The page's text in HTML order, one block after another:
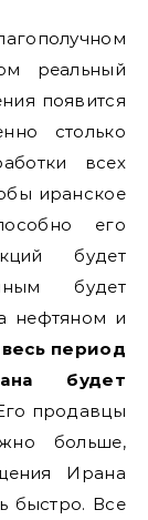
реальный
появится
столько
всех
иранское
его
будет
будет
нефтяном и
весь период
будет
продавцы
больше,
Ирана
быстро. Все